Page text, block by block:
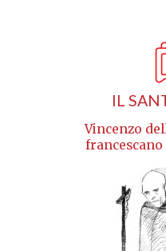
IL
Vincenzo
francescano